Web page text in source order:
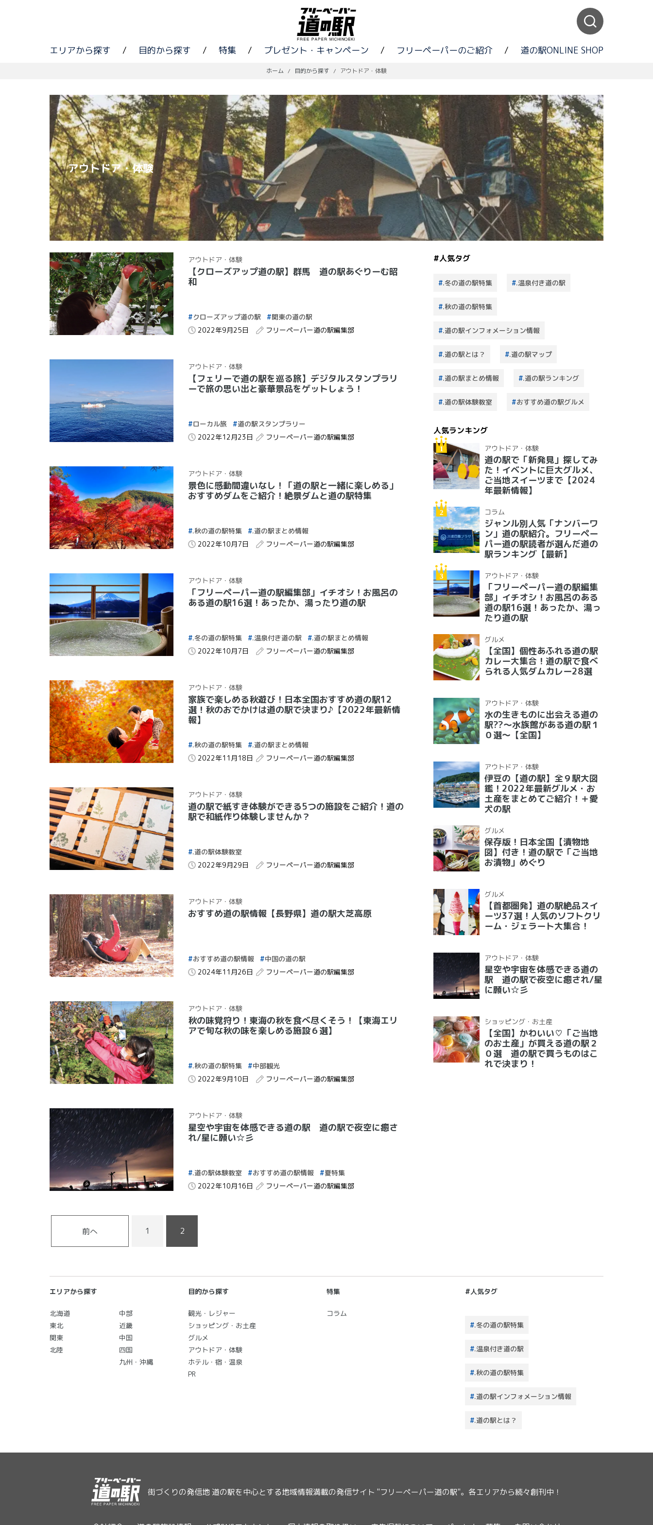
エリアから探す / 目的から探す / 特集 / プレゼント・キャンペーン / フリーペーパーのご紹介 / 道の駅ONLINE SHOP
ホーム / 目的から探す / アウトドア・体験
アウトドア・体験
アウトドア・体験
【クローズアップ道の駅】群馬 道の駅あぐりーむ昭
和
クローズアップ道の駅
関東の道の駅
2022年9月25日
フリーペーパー道の駅編集部
アウトドア・体験
【フェリーで道の駅を巡る旅】デジタルスタンプラリ
ーで旅の思い出と豪華景品をゲットしょう！
ローカル旅
道の駅スタンプラリー
2022年12月23日
フリーペーパー道の駅編集部
アウトドア・体験
景色に感動間違いなし！「道の駅と一緒に楽しめる」
おすすめダムをご紹介！絶景ダムと道の駅特集
.秋の道の駅特集
.道の駅まとめ情報
2022年10月7日
フリーペーパー道の駅編集部
アウトドア・体験
「フリーペーパー道の駅編集部」イチオシ！お風呂の
ある道の駅16選！あったか、湯ったり道の駅
.冬の道の駅特集 .温泉付き道の駅
.道の駅まとめ情報
2022年10月7日
フリーペーパー道の駅編集部
アウトドア・体験
家族で楽しめる秋遊び！日本全国おすすめ道の駅12
選！秋のおでかけは道の駅で決まり♪【2022年最新情
報】
.秋の道の駅特集
.道の駅まとめ情報
2022年11月18日
フリーペーパー道の駅編集部
アウトドア・体験
道の駅で紙すき体験ができる5つの施設をご紹介！道の
駅で和紙作り体験しませんか？
.道の駅体験教室
2022年9月29日
フリーペーパー道の駅編集部
アウトドア・体験
おすすめ道の駅情報【長野県】道の駅大芝高原
おすすめ道の駅情報
中国の道の駅
2024年11月26日
フリーペーパー道の駅編集部
アウトドア・体験
秋の味覚狩り！東海の秋を食べ尽くそう！【東海エリ
アで旬な秋の味を楽しめる施設６選】
.秋の道の駅特集
中部観光
2022年9月10日
フリーペーパー道の駅編集部
アウトドア・体験
星空や宇宙を体感できる道の駅 道の駅で夜空に癒さ
れ/星に願い☆彡
.道の駅体験教室 おすすめ道の駅情報
夏特集
2022年10月16日
フリーペーパー道の駅編集部
前へ 1 2
#人気タグ
.冬の道の駅特集 .温泉付き道の駅
.秋の道の駅特集
.道の駅インフォメーション情報
.道の駅とは？ .道の駅マップ
.道の駅まとめ情報 .道の駅ランキング
.道の駅体験教室 おすすめ道の駅グルメ
人気ランキング
アウトドア・体験
道の駅で「新発見」探してみ
た！イベントに巨大グルメ、
ご当地スイーツまで【2024
年最新情報】
コラム
ジャンル別人気「ナンバーワ
ン」道の駅紹介。フリーペー
パー道の駅読者が選んだ道の
駅ランキング【最新】
アウトドア・体験
「フリーペーパー道の駅編集
部」イチオシ！お風呂のある
道の駅16選！あったか、湯っ
たり道の駅
グルメ
【全国】個性あふれる道の駅
カレー大集合！道の駅で食べ
られる人気ダムカレー28選
アウトドア・体験
水の生きものに出会える道の
駅??〜水族館がある道の駅１
０選〜【全国】
アウトドア・体験
伊豆の【道の駅】全９駅大図
鑑！2022年最新グルメ・お
土産をまとめてご紹介！＋愛
犬の駅
グルメ
保存版！日本全国【漬物地
図】付き！道の駅で「ご当地
お漬物」めぐり
グルメ
【首都圏発】道の駅絶品スイ
ーツ37選！人気のソフトクリ
ーム・ジェラート大集合！
アウトドア・体験
星空や宇宙を体感できる道の
駅 道の駅で夜空に癒され/星
に願い☆彡
ショッピング・お土産
【全国】かわいい♡「ご当地
のお土産」が買える道の駅２
０選 道の駅で買うものはこ
れで決まり！
エリアから探す
北海道
東北
関東
北陸
中部
近畿
中国
四国
九州・沖縄
目的から探す
観光・レジャー
ショッピング・お土産
グルメ
アウトドア・体験
ホテル・宿・温泉
PR
特集
コラム
#人気タグ
.冬の道の駅特集
.温泉付き道の駅
.秋の道の駅特集
.道の駅インフォメーション情報
.道の駅とは？
街づくりの発信地 道の駅を中心とする地域情報満載の発信サイト "フリーペーパー道の駅"。各エリアから続々創刊中！